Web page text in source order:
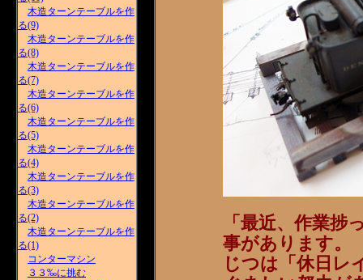
木造ターンテーブルを作
る(9)
木造ターンテーブルを作
る(8)
木造ターンテーブルを作
る(7)
木造ターンテーブルを作
る(6)
木造ターンテーブルを作
る(5)
木造ターンテーブルを作
る(4)
木造ターンテーブルを作
る(3)
木造ターンテーブルを作
る(2)
木造ターンテーブルを作
る(1)
コンターマシン
３３‰に挑む
「最近、作業
事があります。
じつは「休日レ